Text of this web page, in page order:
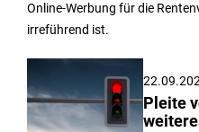
Online-Werbung für die
irreführend ist.
Pleite